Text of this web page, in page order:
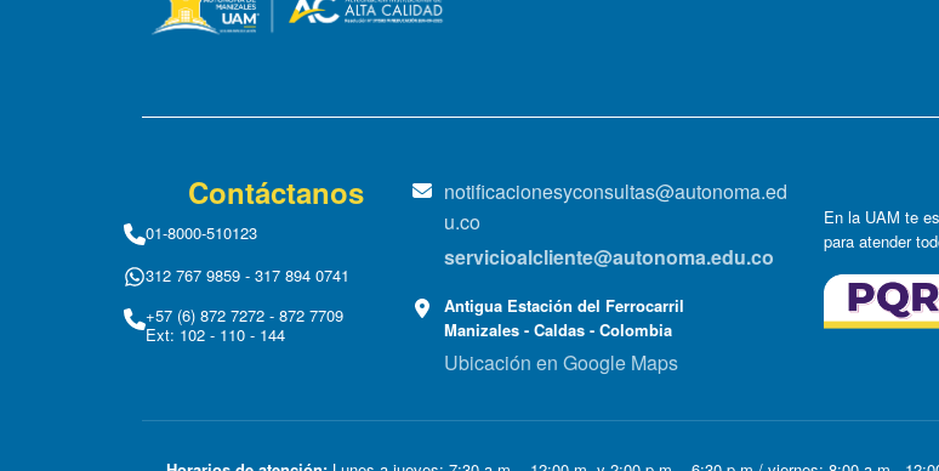
Contáctanos
01-8000-510123
312 767 9859 - 317 894 0741
+57 (6) 872 7272 - 872 7709
Ext: 102 - 110 - 144
notificacionesyconsultas@autonoma.ed
u.co
servicioalcliente@autonoma.edu.co
Antigua Estación del Ferrocarril
Manizales - Caldas - Colombia
Ubicación en Google Maps
En la UAM te
para atender